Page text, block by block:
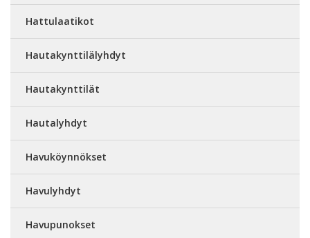
Hattulaatikot
Hautakynttilälyhdyt
Hautakynttilät
Hautalyhdyt
Havuköynnökset
Havulyhdyt
Havupunokset